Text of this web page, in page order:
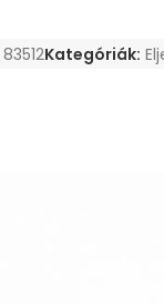
83512Kategóriák: